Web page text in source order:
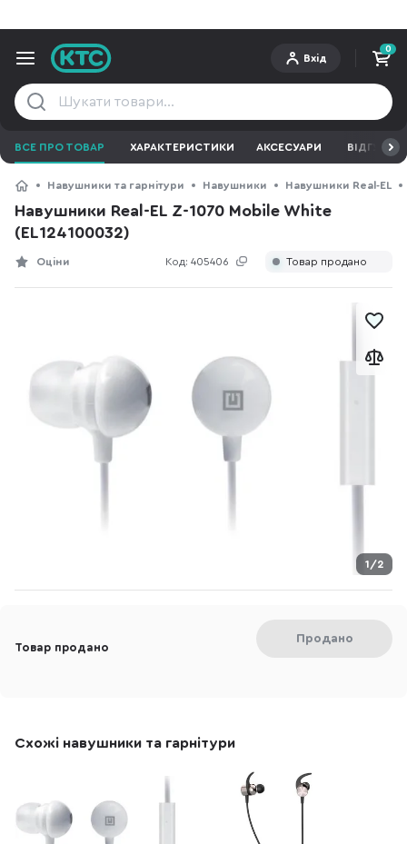
Вхід
0
ВСЕ ПРО ТОВАР ХАРАКТЕРИСТИКИ АКСЕСУАРИ ВІДГУКИ
Навушники та гарнітури Навушники Навушники Real-EL
Навушники Real-EL Z-1070 Mobile White
(EL124100032)
Код: 405406
Оціни Товар продано
1/2
Товар продано
Продано
Схожі навушники та гарнітури